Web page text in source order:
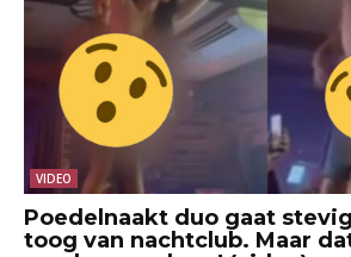
VIDEO
Poedelnaakt duo gaat
toog van nachtclub. Maar